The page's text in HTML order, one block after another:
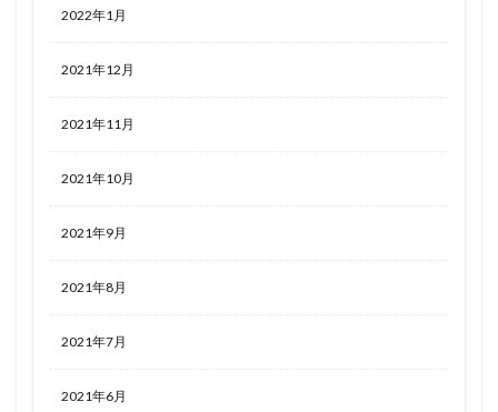
2022年1月
2021年12月
2021年11月
2021年10月
2021年9月
2021年8月
2021年7月
2021年6月